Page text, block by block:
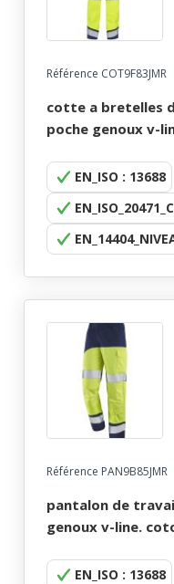
Référence COT9F83JMR
cotte a bretelles
poche genoux v-
jaune/marine
EN_ISO : 13688
Référence PAN9B85JMR
pantalon de
genoux v-line.
60/62 - jaune/
EN_ISO : 13688